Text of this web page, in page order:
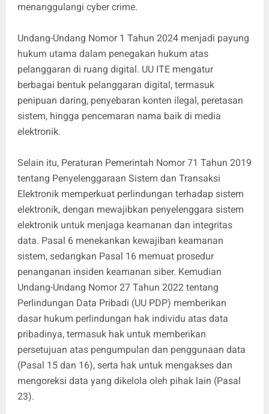
menanggulangi cyber crime.
Undang-Undang Nomor 1 Tahun 2024 menjadi payung
hukum utama dalam penegakan hukum atas
pelanggaran di ruang digital. UU ITE mengatur
berbagai bentuk pelanggaran digital, termasuk
penipuan daring, penyebaran konten ilegal, peretasan
sistem, hingga pencemaran nama baik di media
elektronik.
Selain itu, Peraturan Pemerintah Nomor 71 Tahun 2019
tentang Penyelenggaraan Sistem dan Transaksi
Elektronik memperkuat perlindungan terhadap sistem
elektronik, dengan mewajibkan penyelenggara sistem
elektronik untuk menjaga keamanan dan integritas
data. Pasal 6 menekankan kewajiban keamanan
sistem, sedangkan Pasal 16 memuat prosedur
penanganan insiden keamanan siber. Kemudian
Undang-Undang Nomor 27 Tahun 2022 tentang
Perlindungan Data Pribadi (UU PDP) memberikan
dasar hukum perlindungan hak individu atas data
pribadinya, termasuk hak untuk memberikan
persetujuan atas pengumpulan dan penggunaan data
(Pasal 15 dan 16), serta hak untuk mengakses dan
mengoreksi data yang dikelola oleh pihak lain (Pasal
23).